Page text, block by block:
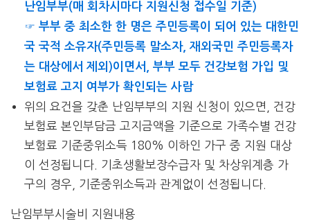
난임부부(매 회차시마다 지원신청 접수일 기준)
☞ 부부 중 최소한 한 명은 주민등록이 되어 있는 대한민
국 국적 소유자(주민등록 말소자, 재외국민 주민등록자
는 대상에서 제외)이면서, 부부 모두 건강보험 가입 및
보험료 고지 여부가 확인되는 사람
위의 요건을 갖춘 난임부부의 지원 신청이 있으면, 건강
보험료 본인부담금 고지금액을 기준으로 가족수별 건강
보험료 기준중위소득 180% 이하인 가구 중 지원 대상
이 선정됩니다. 기초생활보장수급자 및 차상위계층 가
구의 경우, 기준중위소득과 관계없이 선정됩니다.
난임부부시술비 지원내용